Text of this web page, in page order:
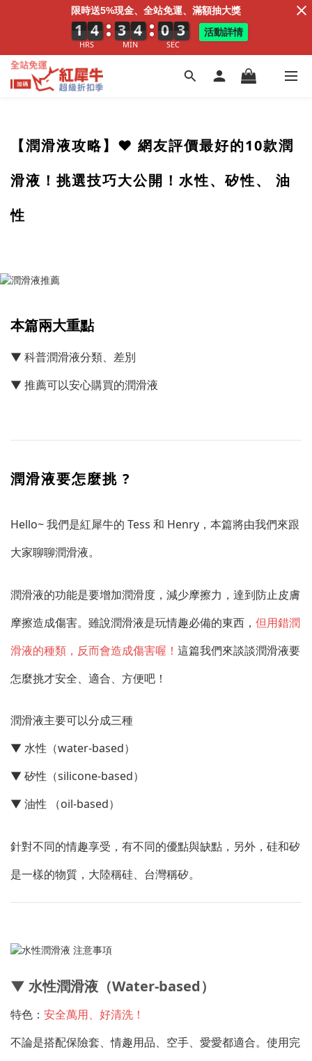
【潤滑液攻略】❤️ 網友評價最好的10款潤
滑液！挑選技巧大公開！水性、矽性、 油
性
本篇兩大重點
▼ 科普潤滑液分類、差別
▼ 推薦可以安心購買的潤滑液
潤滑液要怎麼挑 ?
Hello~ 我們是紅犀牛的 Tess 和 Henry，本篇將由我們來跟
大家聊聊潤滑液。
潤滑液的功能是要增加潤滑度，減少摩擦力，達到防止皮膚
摩擦造成傷害。雖說潤滑液是玩情趣必備的東西， 但用錯潤
滑液的種類，反而會造成傷害喔！ 這篇我們來談談潤滑液要
怎麼挑才安全、適合、方便吧！
潤滑液主要可以分成三種
▼ 水性（water-based）
▼ 矽性（silicone-based）
▼ 油性 （oil-based）
針對不同的情趣享受，有不同的優點與缺點，另外，硅和矽
是一樣的物質，大陸稱硅、台灣稱矽。
▼ 水性潤滑液（Water-based）
特色： 安全萬用、好清洗！
不論是搭配保險套、情趣用品、空手、愛愛都適合。使用完
限時送5%現金、全站免運、滿額抽大獎
1
1
1 4
4
4
HRS
3
3
3 4
4
4
MIN
0
1
0 1
2
2
SEC
活動詳情